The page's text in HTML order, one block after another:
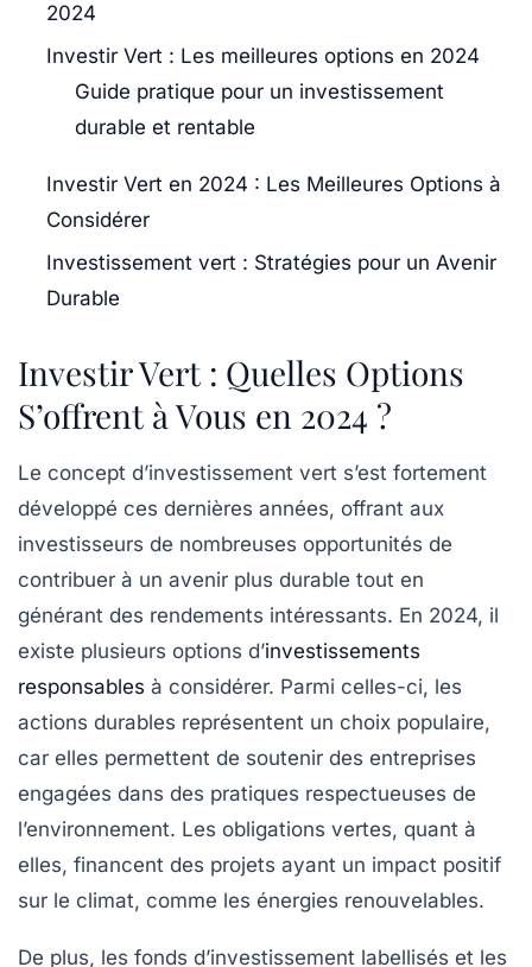
2024
Investir Vert : Les meilleures options en 2024
Guide pratique pour un investissement
durable et rentable
Investir Vert en 2024 : Les Meilleures Options à
Considérer
Investissement vert : Stratégies pour un Avenir
Durable
Investir Vert : Quelles Options
S’offrent à Vous en 2024 ?
Le concept d’investissement vert s’est fortement
développé ces dernières années, offrant aux
investisseurs de nombreuses opportunités de
contribuer à un avenir plus durable tout en
générant des rendements intéressants. En 2024, il
existe plusieurs options d’investissements
responsables à considérer. Parmi celles-ci, les
actions durables représentent un choix populaire,
car elles permettent de soutenir des entreprises
engagées dans des pratiques respectueuses de
l’environnement. Les obligations vertes, quant à
elles, financent des projets ayant un impact positif
sur le climat, comme les énergies renouvelables.
De plus, les fonds d’investissement labellisés et les